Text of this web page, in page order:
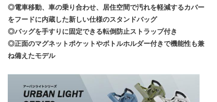
◎電車移動、車の乗り合わせ、居住空間で汚れを軽減するカバー
をフードに内蔵した新しい仕様のスタンドバッグ
◎バッグを手すりに固定できる転倒防止ストラップ付き
◎正面のマグネットポケットやボトルホルダー付きで機能性も兼
ね備えたモデル